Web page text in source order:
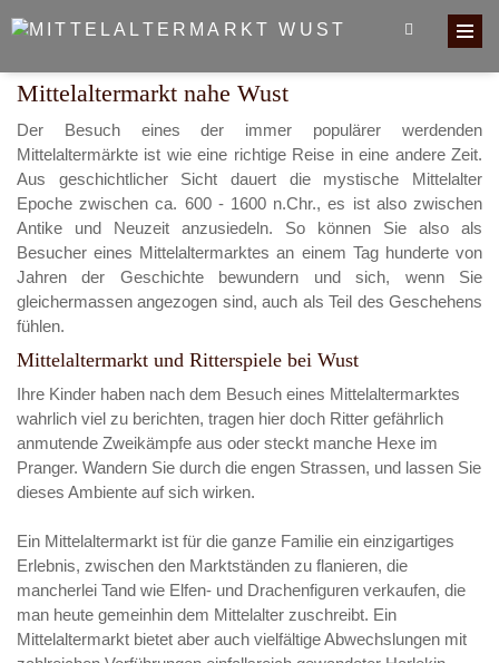
Mittelaltermarkt nahe Wust
Der Besuch eines der immer populärer werdenden
Mittelaltermärkte ist wie eine richtige Reise in eine andere Zeit.
Aus geschichtlicher Sicht dauert die mystische Mittelalter
Epoche zwischen ca. 600 - 1600 n.Chr., es ist also zwischen
Antike und Neuzeit anzusiedeln. So können Sie also als
Besucher eines Mittelaltermarktes an einem Tag hunderte von
Jahren der Geschichte bewundern und sich, wenn Sie
gleichermassen angezogen sind, auch als Teil des Geschehens
fühlen.
Mittelaltermarkt und Ritterspiele bei Wust
Ihre Kinder haben nach dem Besuch eines Mittelaltermarktes
wahrlich viel zu berichten, tragen hier doch Ritter gefährlich
anmutende Zweikämpfe aus oder steckt manche Hexe im
Pranger. Wandern Sie durch die engen Strassen, und lassen Sie
dieses Ambiente auf sich wirken.
Ein Mittelaltermarkt ist für die ganze Familie ein einzigartiges
Erlebnis, zwischen den Marktständen zu flanieren, die
mancherlei Tand wie Elfen- und Drachenfiguren verkaufen, die
man heute gemeinhin dem Mittelalter zuschreibt. Ein
Mittelaltermarkt bietet aber auch vielfältige Abwechslungen mit